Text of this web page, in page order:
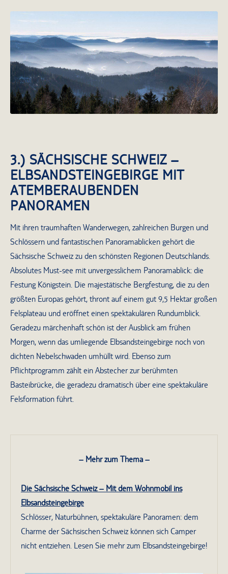
Schwarzwaldpanorama im Nebelmeer
3.) SÄCHSISCHE SCHWEIZ –
ELBSANDSTEINGEBIRGE MIT
ATEMBERAUBENDEN
PANORAMEN
Mit ihren traumhaften Wanderwegen, zahlreichen Burgen und
Schlössern und fantastischen Panoramablicken gehört die
Sächsische Schweiz zu den schönsten Regionen Deutschlands.
Absolutes Must-see mit unvergesslichem Panoramablick: die
Festung Königstein. Die majestätische Bergfestung, die zu den
größten Europas gehört, thront auf einem gut 9,5 Hektar großen
Felsplateau und eröffnet einen spektakulären Rundumblick.
Geradezu märchenhaft schön ist der Ausblick am frühen
Morgen, wenn das umliegende Elbsandsteingebirge noch von
dichten Nebelschwaden umhüllt wird. Ebenso zum
Pflichtprogramm zählt ein Abstecher zur berühmten
Basteibrücke, die geradezu dramatisch über eine spektakuläre
Felsformation führt.
– Mehr zum Thema –
Die Sächsische Schweiz – Mit dem Wohnmobil ins
Elbsandsteingebirge
Schlösser, Naturbühnen, spektakuläre Panoramen: dem
Charme der Sächsischen Schweiz können sich Camper
nicht entziehen. Lesen Sie mehr zum Elbsandsteingebirge!